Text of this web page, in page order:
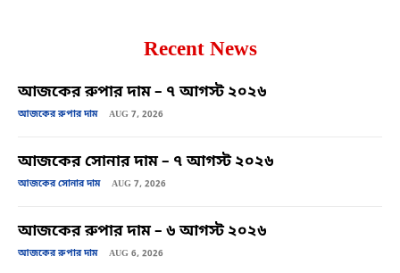
Recent News
আজকের রুপার দাম – ৭ আগস্ট ২০২৬
আজকের রুপার দাম AUG 7, 2026
আজকের সোনার দাম – ৭ আগস্ট ২০২৬
আজকের সোনার দাম AUG 7, 2026
আজকের রুপার দাম – ৬ আগস্ট ২০২৬
আজকের রুপার দাম AUG 6, 2026